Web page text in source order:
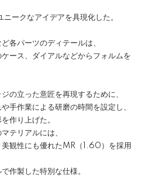
ークなアイデアを具現化した。
各パーツのディテールは、
ース、ダイアルなどからフォルムを
の立った意匠を再現するために、
手作業による研磨の時間を設定し、
作り上げた。
テリアルには、
美観性にも優れたMR（1.60）を採用
作製した特別な仕様。